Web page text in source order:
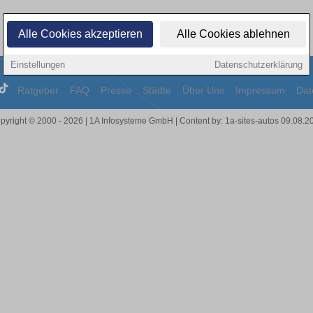
Alle Cookies akzeptieren Alle Cookies ablehnen
Einstellungen Datenschutzerklärung
Ratgeber FAQ Presse Städte Über Uns Impressum
© 2000 - 2026 | 1A Infosysteme GmbH | Content by: 1a-sites-autos